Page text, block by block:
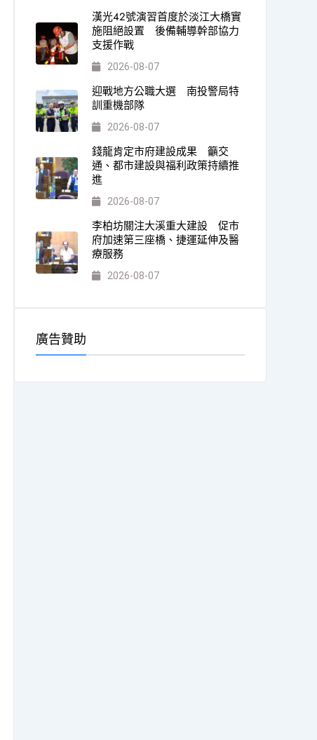
漢光42號演習首度於淡江大橋實
施阻絕設置 後備輔導幹部協力
支援作戰
2026-08-07
迎戰地方公職大選 南投警局特
訓重機部隊
2026-08-07
錢龍肯定市府建設成果 籲交
通、都市建設與福利政策持續推
進
2026-08-07
李柏坊關注大溪重大建設 促市
府加速第三座橋、捷運延伸及醫
療服務
2026-08-07
廣告贊助